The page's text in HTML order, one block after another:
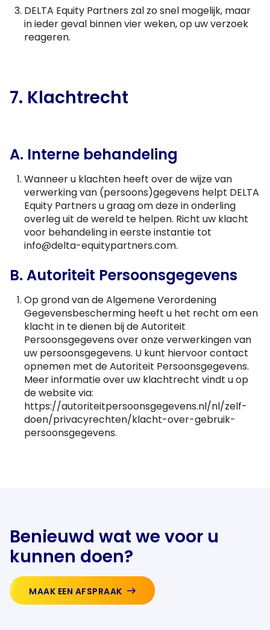
DELTA Equity Partners zal zo snel mogelijk, maar
in ieder geval binnen vier weken, op uw verzoek
reageren.
7. Klachtrecht
A. Interne behandeling
Wanneer u klachten heeft over de wijze van
verwerking van (persoons)gegevens helpt DELTA
Equity Partners u graag om deze in onderling
overleg uit de wereld te helpen. Richt uw klacht
voor behandeling in eerste instantie tot
info@delta-equitypartners.com.
B. Autoriteit Persoonsgegevens
Op grond van de Algemene Verordening
Gegevensbescherming heeft u het recht om een
klacht in te dienen bij de Autoriteit
Persoonsgegevens over onze verwerkingen van
uw persoonsgegevens. U kunt hiervoor contact
opnemen met de Autoriteit Persoonsgegevens.
Meer informatie over uw klachtrecht vindt u op
de website via:
https://autoriteitpersoonsgegevens.nl/nl/zelf-
doen/privacyrechten/klacht-over-gebruik-
persoonsgegevens.
Benieuwd wat we voor u
kunnen doen?
MAAK EEN AFSPRAAK